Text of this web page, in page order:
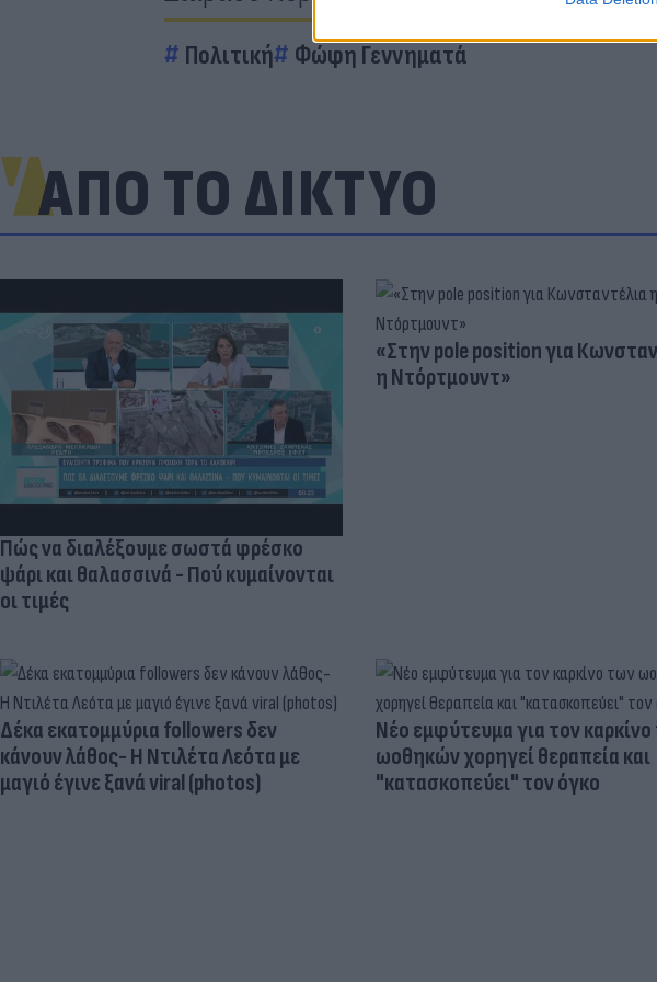
Πολιτική Φώφη Γεννηματά
ΑΠΟ ΤΟ ΔΙΚΤΥΟ
Πώς να διαλέξουμε σωστά φρέσκο
ψάρι και θαλασσινά - Πού κυμαίνονται
οι τιμές
«Στην pole position για
η Ντόρτμουντ»
Δέκα εκατομμύρια followers δεν
κάνουν λάθος- Η Ντιλέτα Λεότα με
μαγιό έγινε ξανά viral (photos)
Νέο εμφύτευμα για τον
ωοθηκών χορηγεί θεραπεία και
"κατασκοπεύει" τον όγκο